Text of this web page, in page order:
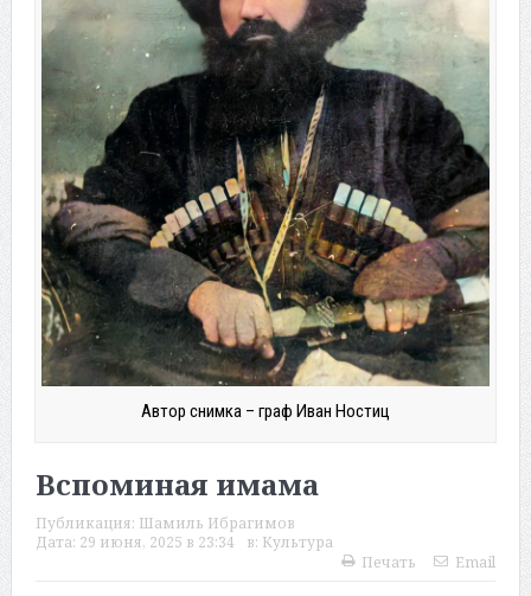
Автор снимка – граф Иван Ностиц
Вспоминая имама
Публикация: Шамиль Ибрагимов
Дата: 29 июня, 2025 в 23:34 в: Культура
Печать
Email